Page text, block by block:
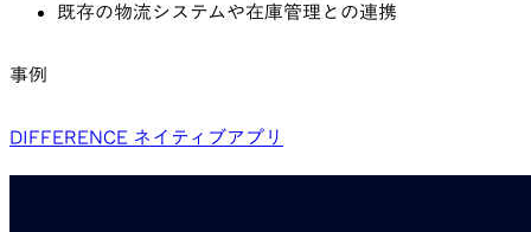
既存の物流システムや在庫管理との連携
事例
DIFFERENCE ネイティブアプリ